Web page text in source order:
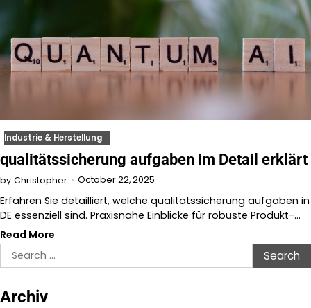
Industrie & Herstellung
qualitätssicherung aufgaben im Detail erklärt
by Christopher October 22, 2025
Erfahren Sie detailliert, welche qualitätssicherung aufgaben in
DE essenziell sind. Praxisnahe Einblicke für robuste Produkt-…
Read More
Search
for:
Archiv